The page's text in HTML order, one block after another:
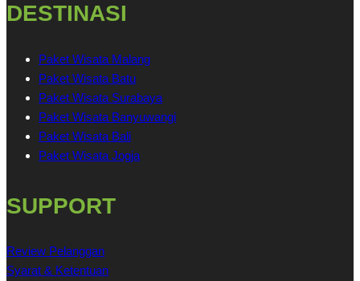
DESTINASI
Paket Wisata Malang
Paket Wisata Batu
Paket Wisata Surabaya
Paket Wisata Banyuwangi
Paket Wisata Bali
Paket Wisata Jogja
SUPPORT
Review Pelanggan
Syarat & Ketentuan